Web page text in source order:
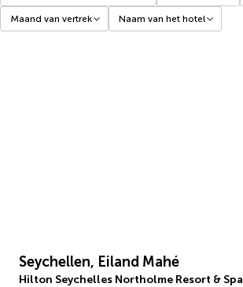
Maand van vertrek Naam van het hotel
Seychellen, Eiland Mahé
Hilton Seychelles Northolme Resort & Spa